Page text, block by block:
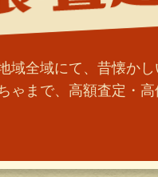
域全域にて、昔懐か
ゃまで、高額査定・